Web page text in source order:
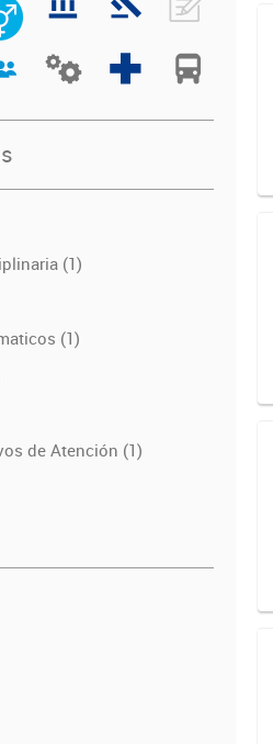
(1)
(1)
de Atención (1)